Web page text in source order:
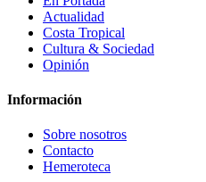
Actualidad
Costa Tropical
Cultura & Sociedad
Opinión
Información
Sobre nosotros
Contacto
Hemeroteca